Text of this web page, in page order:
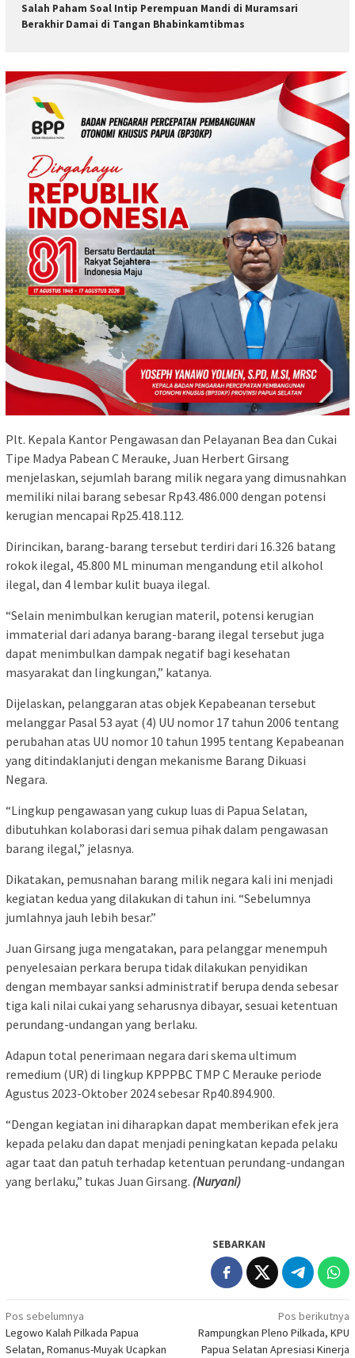
Salah Paham Soal Intip Perempuan Mandi di Muramsari
Berakhir Damai di Tangan Bhabinkamtibmas
Plt. Kepala Kantor Pengawasan dan Pelayanan Bea dan Cukai
Tipe Madya Pabean C Merauke, Juan Herbert Girsang
menjelaskan, sejumlah barang milik negara yang dimusnahkan
memiliki nilai barang sebesar Rp43.486.000 dengan potensi
kerugian mencapai Rp25.418.112.
Dirincikan, barang-barang tersebut terdiri dari 16.326 batang
rokok ilegal, 45.800 ML minuman mengandung etil alkohol
ilegal, dan 4 lembar kulit buaya ilegal.
“Selain menimbulkan kerugian materil, potensi kerugian
immaterial dari adanya barang-barang ilegal tersebut juga
dapat menimbulkan dampak negatif bagi kesehatan
masyarakat dan lingkungan,” katanya.
Dijelaskan, pelanggaran atas objek Kepabeanan tersebut
melanggar Pasal 53 ayat (4) UU nomor 17 tahun 2006 tentang
perubahan atas UU nomor 10 tahun 1995 tentang Kepabeanan
yang ditindaklanjuti dengan mekanisme Barang Dikuasi
Negara.
“Lingkup pengawasan yang cukup luas di Papua Selatan,
dibutuhkan kolaborasi dari semua pihak dalam pengawasan
barang ilegal,” jelasnya.
Dikatakan, pemusnahan barang milik negara kali ini menjadi
kegiatan kedua yang dilakukan di tahun ini. “Sebelumnya
jumlahnya jauh lebih besar.”
Juan Girsang juga mengatakan, para pelanggar menempuh
penyelesaian perkara berupa tidak dilakukan penyidikan
dengan membayar sanksi administratif berupa denda sebesar
tiga kali nilai cukai yang seharusnya dibayar, sesuai ketentuan
perundang-undangan yang berlaku.
Adapun total penerimaan negara dari skema ultimum
remedium (UR) di lingkup KPPPBC TMP C Merauke periode
Agustus 2023-Oktober 2024 sebesar Rp40.894.900.
“Dengan kegiatan ini diharapkan dapat memberikan efek jera
kepada pelaku dan dapat menjadi peningkatan kepada pelaku
agar taat dan patuh terhadap ketentuan perundang-undangan
yang berlaku,” tukas Juan Girsang. (Nuryani)
SEBARKAN
Navigasi
pos
Pos sebelumnya
Legowo Kalah Pilkada Papua
Selatan, Romanus-Muyak Ucapkan
Pos berikutnya
Rampungkan Pleno Pilkada, KPU
Papua Selatan Apresiasi Kinerja